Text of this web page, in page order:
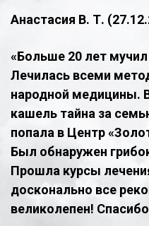
Анастасия В. Т.
«Больше 20 лет
Лечилась всеми
народной медицины.
кашель тайна за
попала в Центр
Был обнаружен
Прошла курсы
досконально все
великолепен!